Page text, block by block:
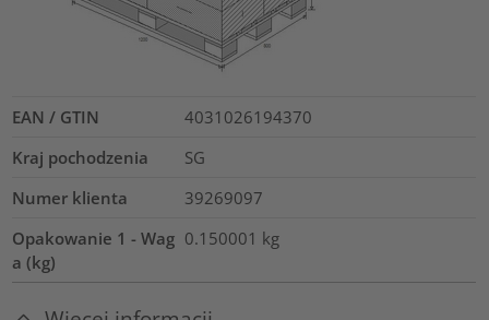
EAN / GTIN
4031026194370
Kraj pochodzenia
SG
Numer klienta
39269097
Opakowanie 1 - Wag
a (kg)
0.150001 kg